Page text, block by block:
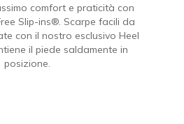
comfort e praticità con
Slip-ins®. Scarpe facili da
con il nostro esclusivo Heel
il piede saldamente in
posizione.